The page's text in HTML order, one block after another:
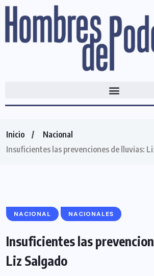
Inicio
Nacional
Insuficientes las prevenciones de lluvias:
NACIONAL NACIONALES
Insuficientes las
Liz Salgado